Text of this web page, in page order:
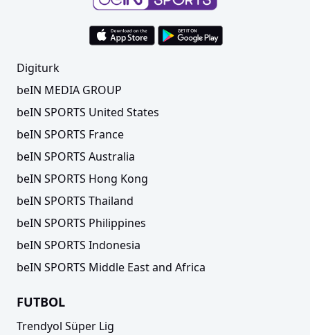
Trendyol 1. Lig'de 7 haftalık program açıklandı!
Digiturk
beIN MEDIA GROUP
beIN SPORTS United States
beIN SPORTS France
beIN SPORTS Australia
beIN SPORTS Hong Kong
beIN SPORTS Thailand
beIN SPORTS Philippines
beIN SPORTS Indonesia
beIN SPORTS Middle East and Africa
FUTBOL
Trendyol Süper Lig